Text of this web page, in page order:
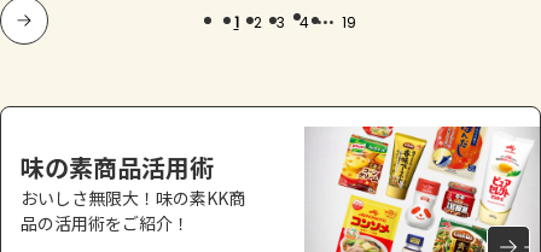
1 2 3 4 ... 19
味の素商品活用術
おいしさ無限大！味の素KK商
品の活用術をご紹介！